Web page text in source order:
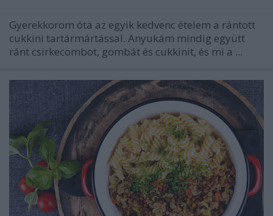
Gyerekkorom óta az egyik kedvenc ételem a rántott
cukkini tartármártással. Anyukám mindig együtt
ránt csirkecombot, gombát és cukkinit, és mi a ...